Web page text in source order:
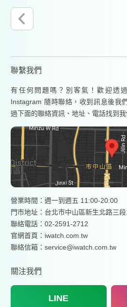
聯繫我們
有任何問題嗎？別客氣！歡迎透
Instagram 隨時聯絡，收到訊息後我
過下面的聯絡資訊、地址、電話找到我
營業時間：週一到週五 11:00-20:00
門市地址：台北市中山區新生北路三
聯絡電話：02-2591-2712
官網首頁： iwatch.com.tw
聯絡信箱：service@iwatch.com.tw
關注我們
LINE